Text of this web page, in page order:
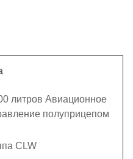
литров Авиационное
полуприцепом
CLW